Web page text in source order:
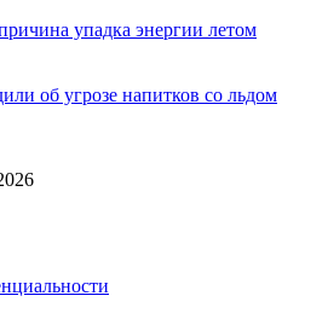
упадка энергии летом
об угрозе напитков со льдом